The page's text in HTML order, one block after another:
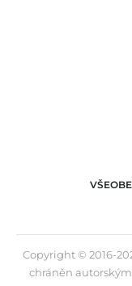
Copyright © 2016-
chráněn